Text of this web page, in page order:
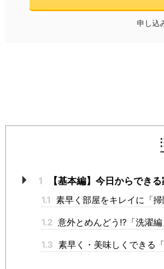
申し込
1 【基本編】今日からでき
1.1 素早く部屋をキレイに「掃
1.2 意外とめんどう!?「洗濯編
1.3 素早く・美味しくできる「